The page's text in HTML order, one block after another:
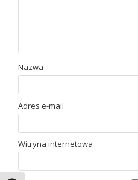
Nazwa
Adres e-mail
Witryna internetowa